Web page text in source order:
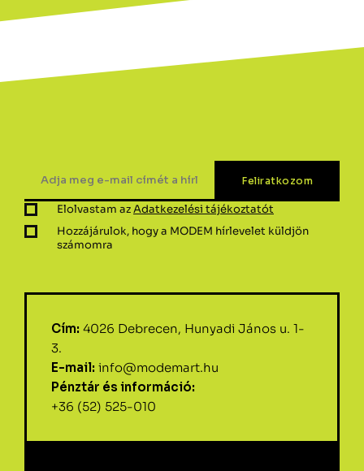
Elolvastam azAdatkezelési tájékoztatót
Hozzájárulok, hogy a MODEM hírlevelet küldjön
számomra
Cím: 4026 Debrecen, Hunyadi János u. 1-
3.
E-mail: info@modemart.hu
Pénztár és információ:
+36 (52) 525-010